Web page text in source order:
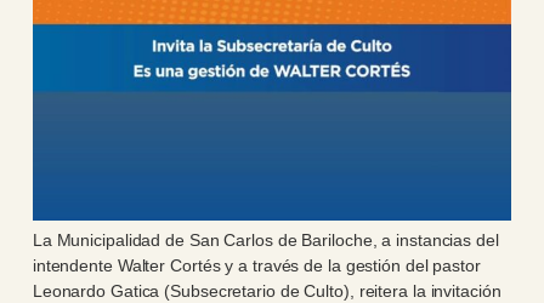
La Municipalidad de San Carlos de Bariloche, a instancias del
intendente Walter Cortés y a través de la gestión del pastor
Leonardo Gatica (Subsecretario de Culto), reitera la invitación